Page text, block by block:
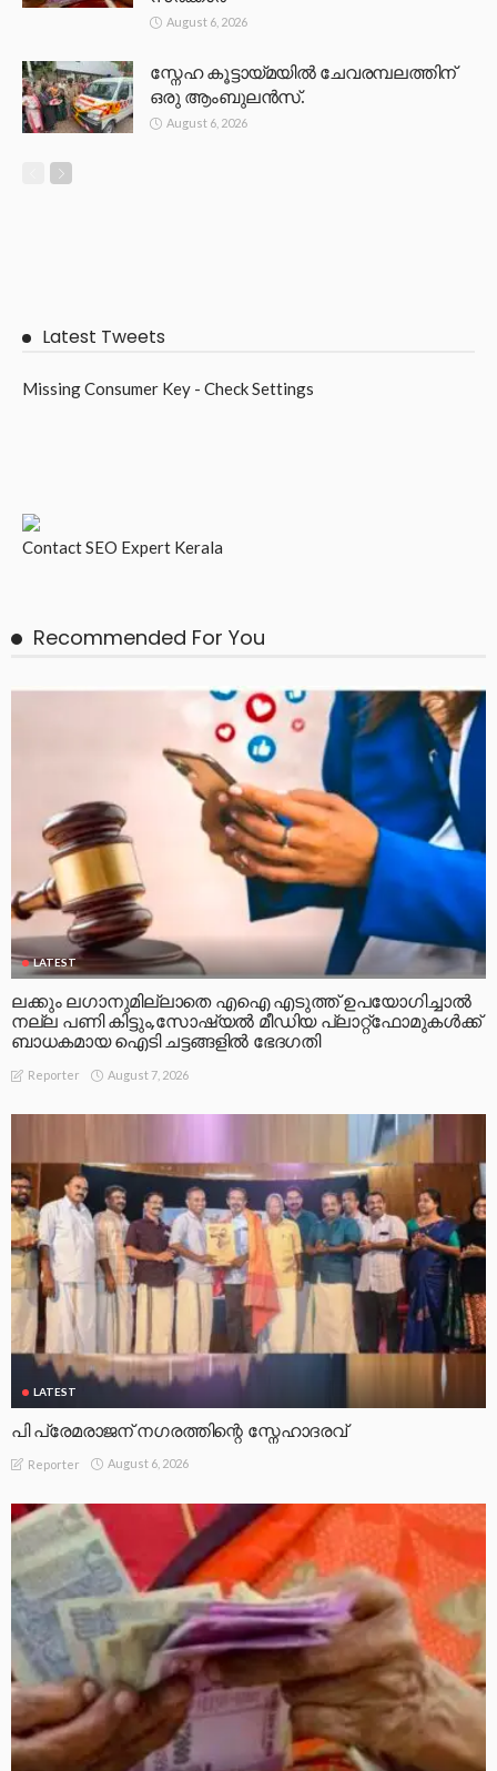
August 6, 2026
സ്നേഹ കൂട്ടായ്മയിൽ ചേവരമ്പലത്തിന്
ഒരു ആംബുലൻസ്.
August 6, 2026
Latest Tweets
Missing Consumer Key - Check Settings
ContactSEO Expert Kerala
Recommended For You
LATEST
ലക്കും ലഗാനുമില്ലാതെ എഐ എടുത്ത് ഉപയോഗിച്ചാല്‍
നല്ല പണി കിട്ടും,സോഷ്യല്‍ മീഡിയ പ്ലാറ്റ്‌ഫോമുകള്‍ക്ക്
ബാധകമായ ഐടി ചട്ടങ്ങളില്‍ ഭേദഗതി
Reporter August 7, 2026
LATEST
പി പ്രേമരാജന് നഗരത്തിന്റെ സ്നേഹാദരവ്
Reporter August 6, 2026